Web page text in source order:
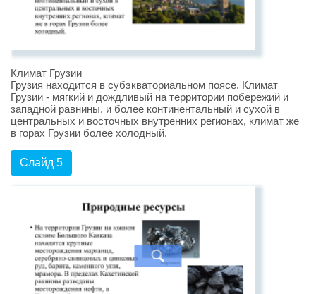
Климат Грузии
Грузия находится в субэкваториальном поясе. Климат
Грузии - мягкий и дождливый на территории побережий и
западной равнины, и более континентальный и сухой в
центральных и восточных внутренних регионах, климат же
в горах Грузии более холодный.
Слайд 5